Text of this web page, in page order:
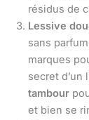
résidus de
Lessive
sans
marques
secret d’un
tambour
et bien se